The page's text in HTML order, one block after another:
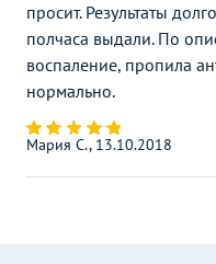
просит. Результаты
полчаса выдали. По
воспаление, пропила
нормально.
Мария С., 13.10.2018